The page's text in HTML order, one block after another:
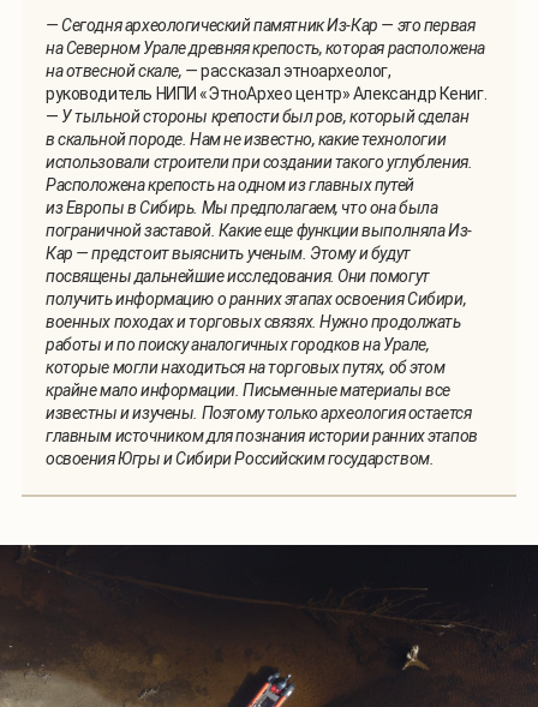
— Сегодня археологический памятник Из-Кар — это первая
на Северном Урале древняя крепость, которая расположена
на отвесной скале, —рассказал этноархеолог,
руководитель НИПИ «ЭтноАрхео центр» Александр Кениг.
— У тыльной стороны крепости был ров, который сделан
в скальной породе. Нам не известно, какие технологии
использовали строители при создании такого углубления.
Расположена крепость на одном из главных путей
из Европы в Сибирь. Мы предполагаем, что она была
пограничной заставой. Какие еще функции выполняла Из-
Кар — предстоитвыяснить ученым. Этому и будут
посвящены дальнейшие исследования. Они помогут
получить информацию о ранних этапах освоения Сибири,
военных походах и торговыхсвязях. Нужно продолжать
работы и по поиску аналогичных городков на Урале,
которые могли находиться на торговых путях, об этом
крайне мало информации. Письменные материалы все
известны и изучены. Поэтому только археология остается
главным источником для познания истории ранних этапов
освоения Югры и Сибири Российским государством.